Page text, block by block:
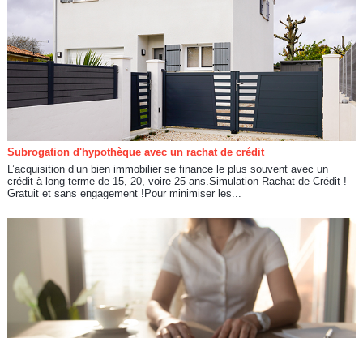
Subrogation d'hypothèque avec un rachat de crédit
L’acquisition d’un bien immobilier se finance le plus souvent avec un
crédit à long terme de 15, 20, voire 25 ans.Simulation Rachat de Crédit !
Gratuit et sans engagement !Pour minimiser les...